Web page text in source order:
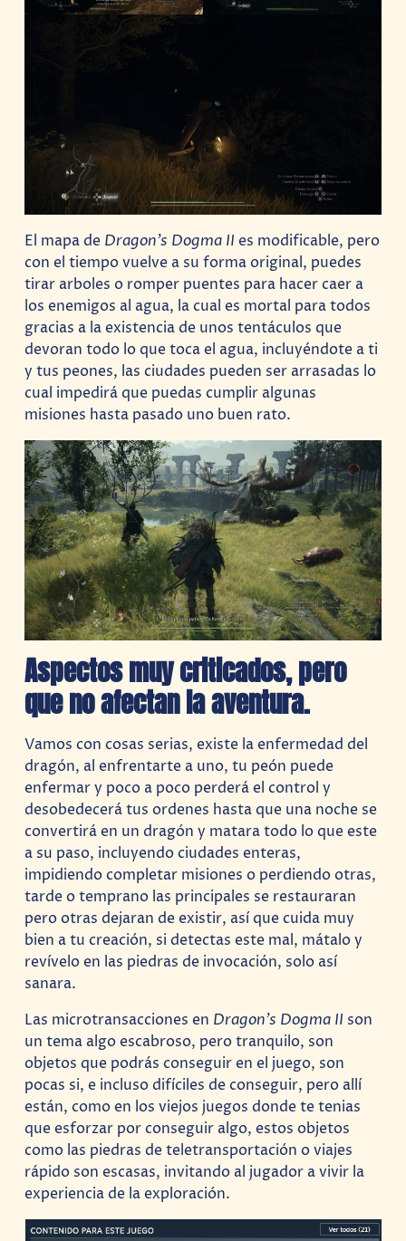
El mapa de Dragon’s Dogma IIes modificable, pero
con el tiempo vuelve a su forma original, puedes
tirar arboles o romper puentes para hacer caer a
los enemigos al agua, la cual es mortal para todos
gracias a la existencia de unos tentáculos que
devoran todo lo que toca el agua, incluyéndote a ti
y tus peones, las ciudades pueden ser arrasadas lo
cual impedirá que puedas cumplir algunas
misiones hasta pasado uno buen rato.
Aspectos muy criticados, pero
que no afectan la aventura.
Vamos con cosas serias, existe la enfermedad del
dragón, al enfrentarte a uno, tu peón puede
enfermar y poco a poco perderá el control y
desobedecerá tus ordenes hasta que una noche se
convertirá en un dragón y matara todo lo que este
a su paso, incluyendo ciudades enteras,
impidiendo completar misiones o perdiendo otras,
tarde o temprano las principales se restauraran
pero otras dejaran de existir, así que cuida muy
bien a tu creación, si detectas este mal, mátalo y
revívelo en las piedras de invocación, solo así
sanara.
Las microtransacciones en Dragon’s Dogma II son
un tema algo escabroso, pero tranquilo, son
objetos que podrás conseguir en el juego, son
pocas si, e incluso difíciles de conseguir, pero allí
están, como en los viejos juegos donde te tenias
que esforzar por conseguir algo, estos objetos
como las piedras de teletransportación o viajes
rápido son escasas, invitando al jugador a vivir la
experiencia de la exploración.